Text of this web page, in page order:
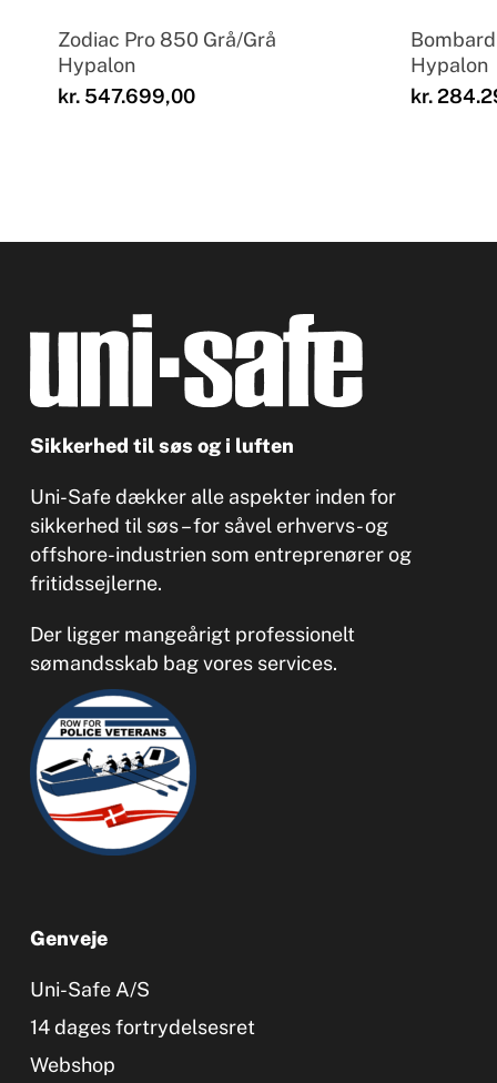
Zodiac Pro 850 Grå/Grå
Hypalon
kr.547.699,00
Hypalon
kr.
Sikkerhed til søs og i luften
Uni-Safe dækker alle aspekter inden for
sikkerhed til søs – for såvel erhvervs- og
offshore-industrien som entreprenører og
fritidssejlerne.
Der ligger mangeårigt professionelt
sømandsskab bag vores services.
Genveje
Uni-Safe A/S
14 dages fortrydelsesret
Webshop